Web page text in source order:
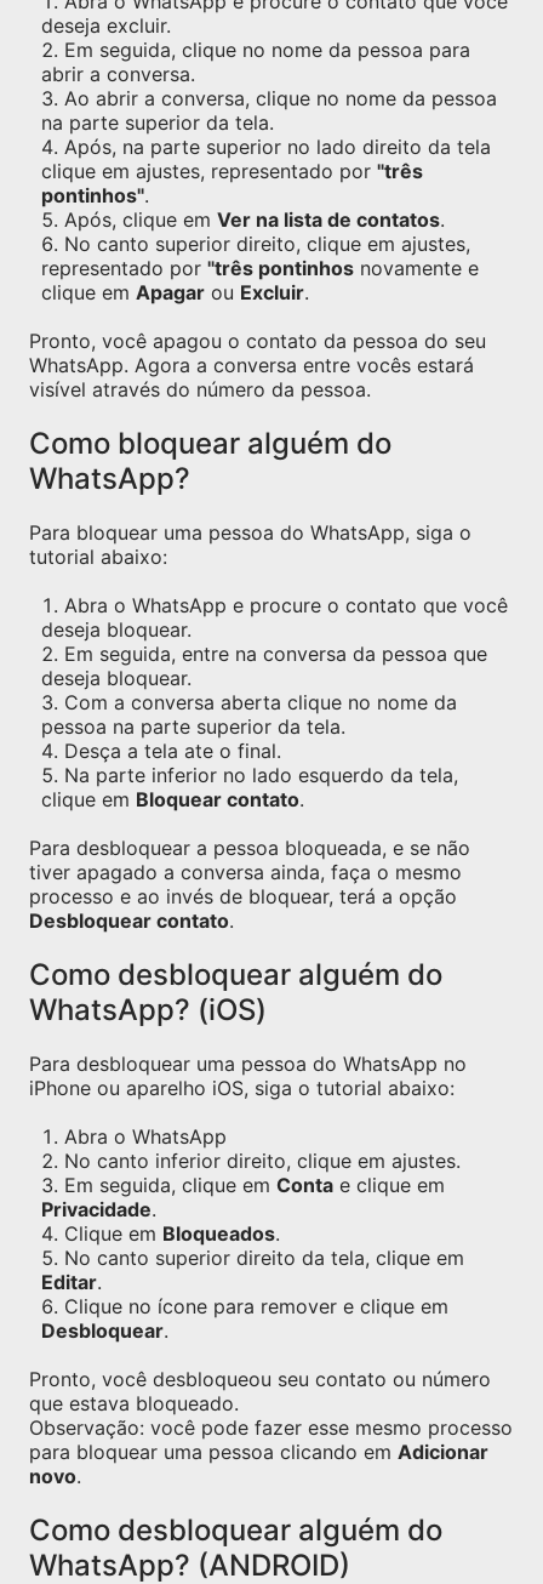
deseja excluir.
Em seguida, clique no nome da pessoa para
abrir a conversa.
Ao abrir a conversa, clique no nome da pessoa
na parte superior da tela.
Após, na parte superior no lado direito da tela
clique em ajustes, representado por "três
pontinhos".
Após, clique em Ver na lista de contatos.
No canto superior direito, clique em ajustes,
representado por "três pontinhos novamente e
clique em Apagar ou Excluir.
Pronto, você apagou o contato da pessoa do seu
WhatsApp. Agora a conversa entre vocês estará
visível através do número da pessoa.
Como bloquear alguém do
WhatsApp?
Para bloquear uma pessoa do WhatsApp, siga o
tutorial abaixo:
Abra o WhatsApp e procure o contato que você
deseja bloquear.
Em seguida, entre na conversa da pessoa que
deseja bloquear.
Com a conversa aberta clique no nome da
pessoa na parte superior da tela.
Desça a tela ate o final.
Na parte inferior no lado esquerdo da tela,
clique em Bloquear contato.
Para desbloquear a pessoa bloqueada, e se não
tiver apagado a conversa ainda, faça o mesmo
processo e ao invés de bloquear, terá a opção
Desbloquear contato.
Como desbloquear alguém do
WhatsApp? (iOS)
Para desbloquear uma pessoa do WhatsApp no
iPhone ou aparelho iOS, siga o tutorial abaixo:
Abra o WhatsApp
No canto inferior direito, clique em ajustes.
Em seguida, clique em Conta e clique em
Privacidade.
Clique em Bloqueados.
No canto superior direito da tela, clique em
Editar.
Clique no ícone para remover e clique em
Desbloquear.
Pronto, você desbloqueou seu contato ou número
que estava bloqueado.
Observação: você pode fazer esse mesmo processo
para bloquear uma pessoa clicando em Adicionar
novo.
Como desbloquear alguém do
WhatsApp? (ANDROID)